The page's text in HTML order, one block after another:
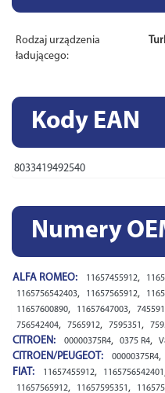
Rodzaj urządzenia
ładującego:
Kody EAN
8033419492540
Numery
ALFA ROMEO: 11657455912,
1165756542403, 11657565912,
11657600890, 11657647003,
756542404, 7565912, 7595351 ,
CITROEN: 00000375R4, 0375 R4,
CITROEN/PEUGEOT: 00000375R4,
FIAT: 11657455912, 1165756542401
11657565912, 11657595351 ,